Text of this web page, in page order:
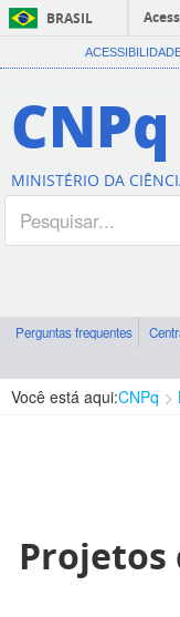
BRASIL
CNPq
MINISTÉRIO DA
Perguntas frequentes
Você está aqui:CNPq
Projetos